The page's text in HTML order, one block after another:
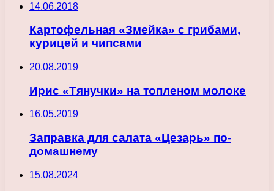
14.06.2018
Картофельная «Змейка» с грибами,
курицей и чипсами
20.08.2019
Ирис «Тянучки» на топленом молоке
16.05.2019
Заправка для салата «Цезарь» по-
домашнему
15.08.2024